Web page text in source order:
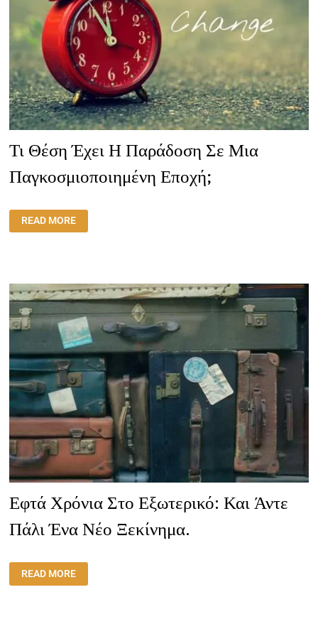
Τι Θέση Έχει Η Παράδοση Σε Μια
Παγκοσμιοποιημένη Εποχή;
ΤΙ
ΘΈΣΗ
ΈΧΕΙ
ΠΑΓΚΟΣΜΙΟΠΟΙΗΜΈΝΗ
ΕΠΟΧΉ;
READ MORE
Εφτά Χρόνια Στο Εξωτερικό: Και Άντε
Πάλι Ένα Νέο Ξεκίνημα.
ΕΦΤΆ
ΧΡΌΝΙΑ
ΣΤΟ
READ MORE